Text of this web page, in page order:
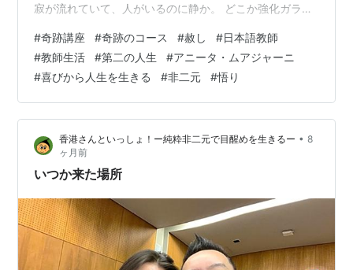
寂が流れていて、人がいるのに静か。 どこか強化ガラス
神にのっとっているのか、 守衛さんも、事務の方も、み
なさん穏やかで親切だ。 この大学の面接を受けに来た
時、なぜか、 「あ、自分はここで働くことになる」と感
じた。 どこか、すっごく懐かしいような、安らぐよう
な、 ノスタルジックな感覚に襲われたのだ。 多分、これ
って、僕がキリシタンだった時の…
#奇跡講座 #奇跡のコース #赦し #日本語教師
#教師生活 #第二の人生 #アニータ・ムアジャーニ
#喜びから人生を生きる #非二元 #悟り
香港さんといっしょ！ー純粋非二元で目醒めを生きるー • 8
ヶ月前
いつか来た場所